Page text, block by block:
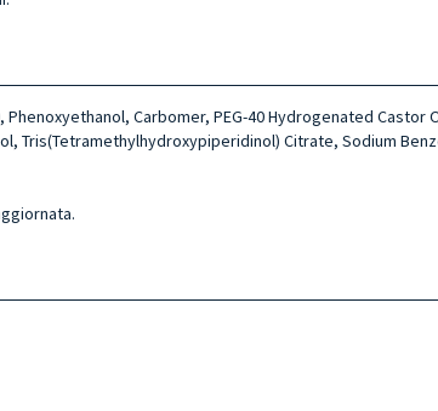
Carbomer, PEG-40 Hydrogenated Castor
Tris(Tetramethylhydroxypiperidinol) Citrate, Sodium